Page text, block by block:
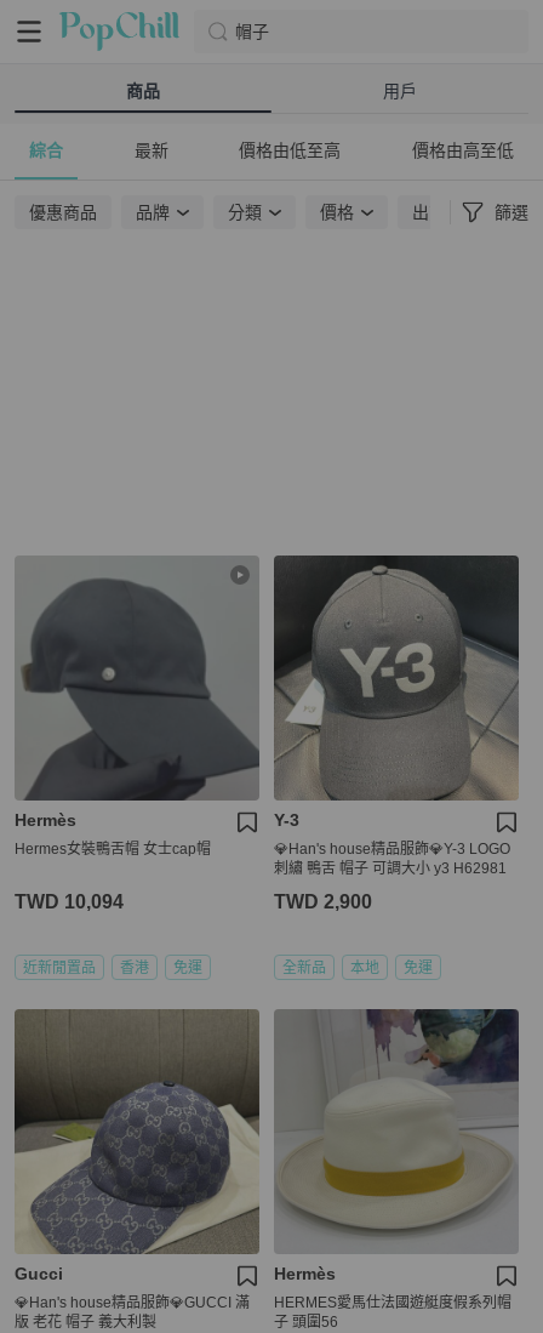
帽子
商品 用戶
綜合 最新 價格由低至高 價格由高至低
優惠商品 品牌 分類 價格 出貨地點 篩選
Hermès
Hermes女裝鴨舌帽 女士cap帽
TWD 10,094
近新閒置品 香港 免運
Y-3
💎Han's house精品服飾💎Y-3 LOGO
刺繡 鴨舌 帽子 可調大小 y3 H62981
TWD 2,900
全新品 本地 免運
Gucci
💎Han's house精品服飾💎GUCCI 滿
版 老花 帽子 義大利製
Hermès
HERMES愛馬仕法國遊艇度假系列帽
子 頭圍56